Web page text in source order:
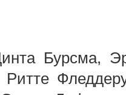
Бурсма,